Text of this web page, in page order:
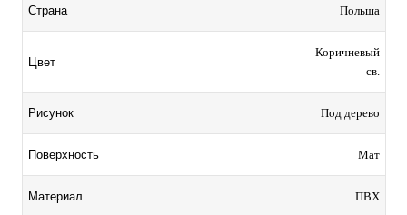
Страна Польша
Цвет
Коричневый
св.
Рисунок Под дерево
Поверхность Мат
Материал ПВХ